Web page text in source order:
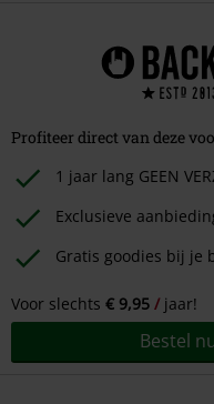
Profiteer direct van deze
1 jaar lang GEEN
Exclusieve
Gratis goodies bij je
Voor slechts € 9,95 jaar!
Bestel